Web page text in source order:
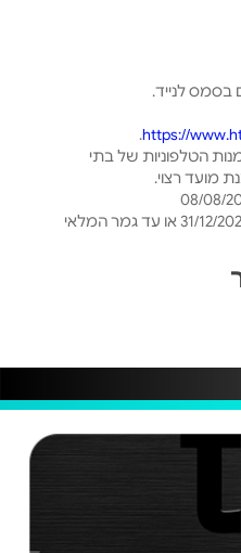
בסמס לנייד.
https://
.
הטלפוניות של בתי
מועד רצוי.